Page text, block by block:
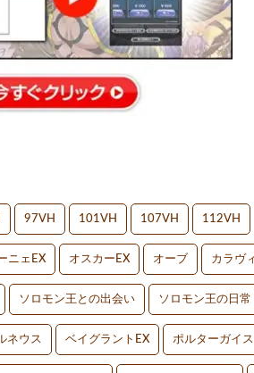
97VH 101VH 107VH 112VH
ニェEX オスカーEX オーブ カラヴ
ソロモン王との出会い ソロモン王の日常
ネウス ベイグラントEX ポルターガイ